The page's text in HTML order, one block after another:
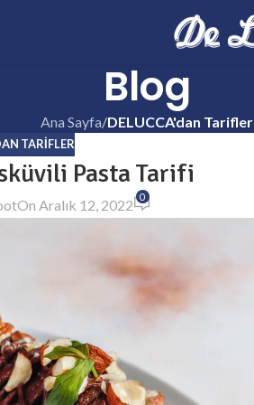
Blog
Ana Sayfa/DELUCCA'dan Tarifler
TARIFLER
Pasta Tarifi
On Aralık 12, 2022 0